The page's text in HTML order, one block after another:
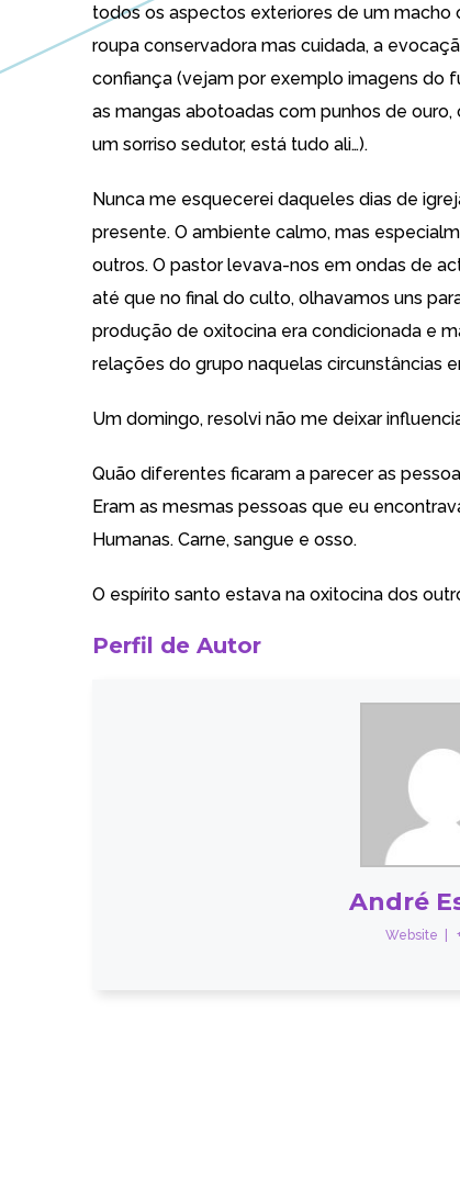
todos os aspectos exteriores de um
roupa conservadora mas cuidada, a
confiança (vejam por exemplo imagens do
as mangas abotoadas com punhos de
um sorriso sedutor, está tudo ali…).
Nunca me esquecerei daqueles dias de
presente. O ambiente calmo, mas
outros. O pastor levava-nos em ondas de
até que no final do culto, olhavamos uns
produção de oxitocina era condicionada e
relações do grupo naquelas circunstâncias
Um domingo, resolvi não me deixar
Quão diferentes ficaram a parecer as
Eram as mesmas pessoas que eu
Humanas. Carne, sangue e osso.
O espírito santo estava na oxitocina dos
Perfil de Autor
André
Website